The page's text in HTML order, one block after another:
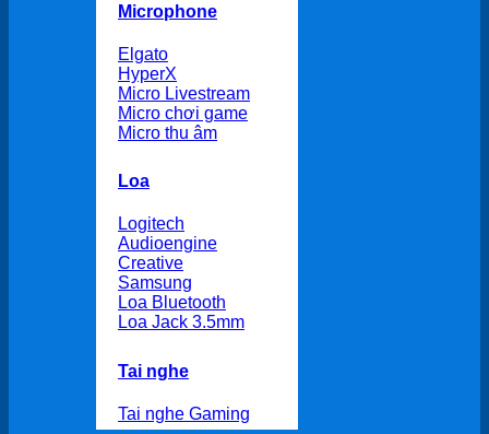
Microphone
Elgato
HyperX
Micro Livestream
Micro chơi game
Micro thu âm
Loa
Logitech
Audioengine
Creative
Samsung
Loa Bluetooth
Loa Jack 3.5mm
Tai nghe
Tai nghe Gaming